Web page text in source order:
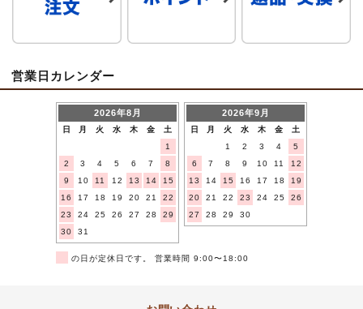
営業日カレンダー
2026年8月
日 月 火 水 木 金
土
1
2
3 4 5 6 7
8
9
10 11 12 13 14
15
16
17 18 19 20 21
22
23
24 25 26 27 28
29
30
31
2026年9月
日 月 火 水 木 金
土
1
2 3 4
5
6
7 8 9 10 11
12
13
14 15 16 17 18
19
20
21 22 23 24 25
26
27
28 29 30
の日が定休日です。 営業時間 9:00〜18:00